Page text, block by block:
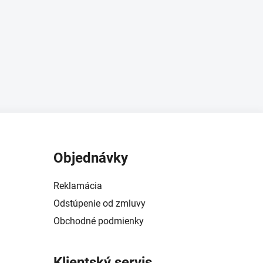
Objednávky
Reklamácia
Odstúpenie od zmluvy
Obchodné podmienky